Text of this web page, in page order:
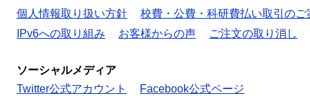
個人情報取り扱い方針
校費・公費・科研費払い取引のご
IPv6への取り組み
お客様からの声 ご注文の取り消し
ソーシャルメディア
Twitter公式アカウント
Facebook公式ページ